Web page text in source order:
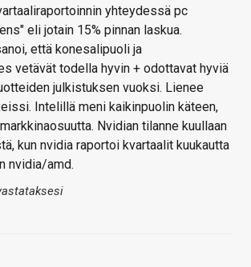
yhteydessä pc
eli jotain 15% pinnan laskua.
että konesalipuoli ja
vetävät todella hyvin + odottavat hyviä
julkistuksen vuoksi. Lienee
Intelillä meni kaikinpuolin käteen,
Nvidian tilanne kuullaan
kun nvidia raportoi kvartaalit kuukautta
nvidia/amd.